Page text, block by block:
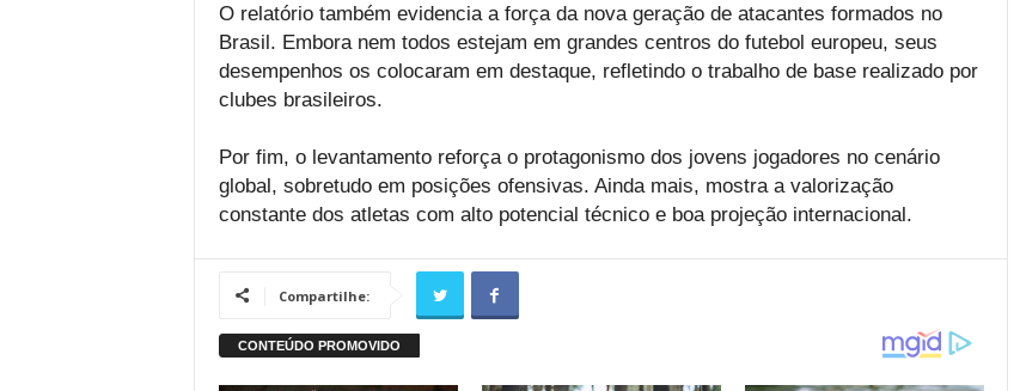
O relatório também evidencia a força da nova geração de atacantes formados no
Brasil. Embora nem todos estejam em grandes centros do futebol europeu, seus
desempenhos os colocaram em destaque, refletindo o trabalho de base realizado por
clubes brasileiros.
Por fim, o levantamento reforça o protagonismo dos jovens jogadores no cenário
global, sobretudo em posições ofensivas. Ainda mais, mostra a valorização
constante dos atletas com alto potencial técnico e boa projeção internacional.
Compartilhe: